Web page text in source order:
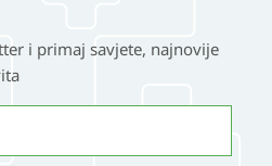
i primaj savjete, najnovije